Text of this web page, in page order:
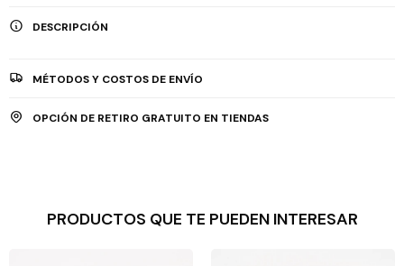
DESCRIPCIÓN
MÉTODOS Y COSTOS DE ENVÍO
OPCIÓN DE RETIRO GRATUITO EN TIENDAS
PRODUCTOS QUE TE PUEDEN INTERESAR